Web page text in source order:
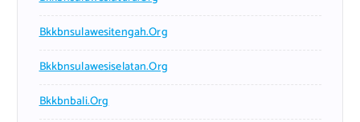
Bkkbnsulawesitengah.org
Bkkbnsulawesiselatan.org
Bkkbnbali.org